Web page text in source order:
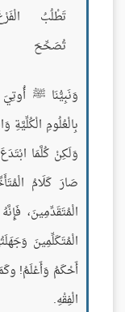
تَطْلُبُ
تُصَحِّحَ
وَنَبِيُّنَا ﷺ
بِالْعُلُومِ الْكُلِّيَّةِ
وَلَكِنْ كُلَّمَا
صَارَ كَلَامُ
الْمُتَقَدِّمِينَ،
الْمُتَكَلِّمِينَ
أَحْكَمُ وَأَعْلَمُ!
الْفِقْهِ.